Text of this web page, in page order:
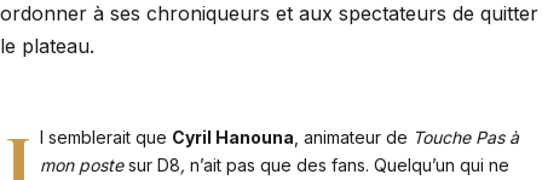
ordonner à ses chroniqueurs et aux spectateurs de quitter
le plateau.
I l semblerait que Cyril Hanouna , animateur de Touche Pas à
mon postesur D8, n’ait pas que des fans. Quelqu’un qui ne